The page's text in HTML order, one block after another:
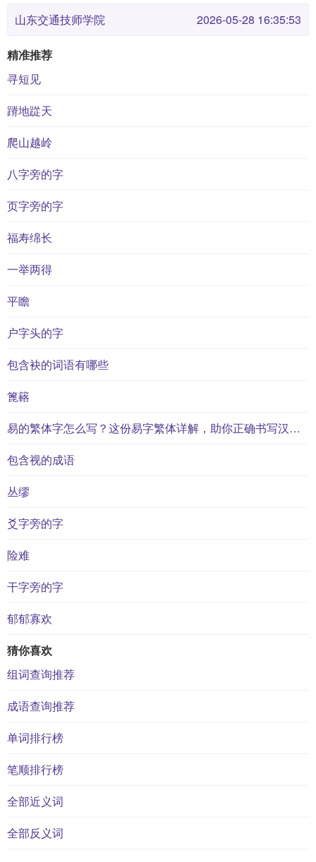
山东交通技师学院 2026-05-28 16:35:53
精准推荐
寻短见
蹐地踨天
爬山越岭
八字旁的字
页字旁的字
福寿绵长
一举两得
平瞻
户字头的字
包含袂的词语有哪些
篦簵
易的繁体字怎么写？这份易字繁体详解，助你正确书写汉字_汉字繁体学习
包含视的成语
丛缪
爻字旁的字
险难
干字旁的字
郁郁寡欢
猜你喜欢
组词查询推荐
成语查询推荐
单词排行榜
笔顺排行榜
全部近义词
全部反义词